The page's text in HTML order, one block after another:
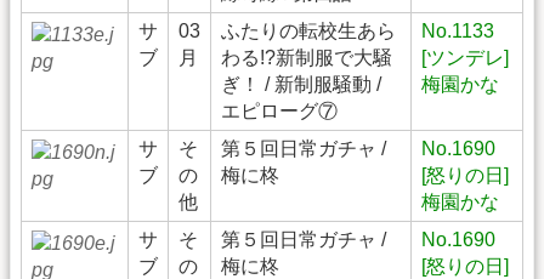
サ
ブ
03
月
ふたりの転校生あら
わる!?新制服で大騒
ぎ！ / 新制服騒動 /
エピローグ⑦
No.1133
[ツンデレ]
梅園かな
サ
ブ
そ
の
他
第５回日常ガチャ /
梅に柊
No.1690
[怒りの日]
梅園かな
サ
ブ
そ
の
第５回日常ガチャ /
梅に柊
No.1690
[怒りの日]